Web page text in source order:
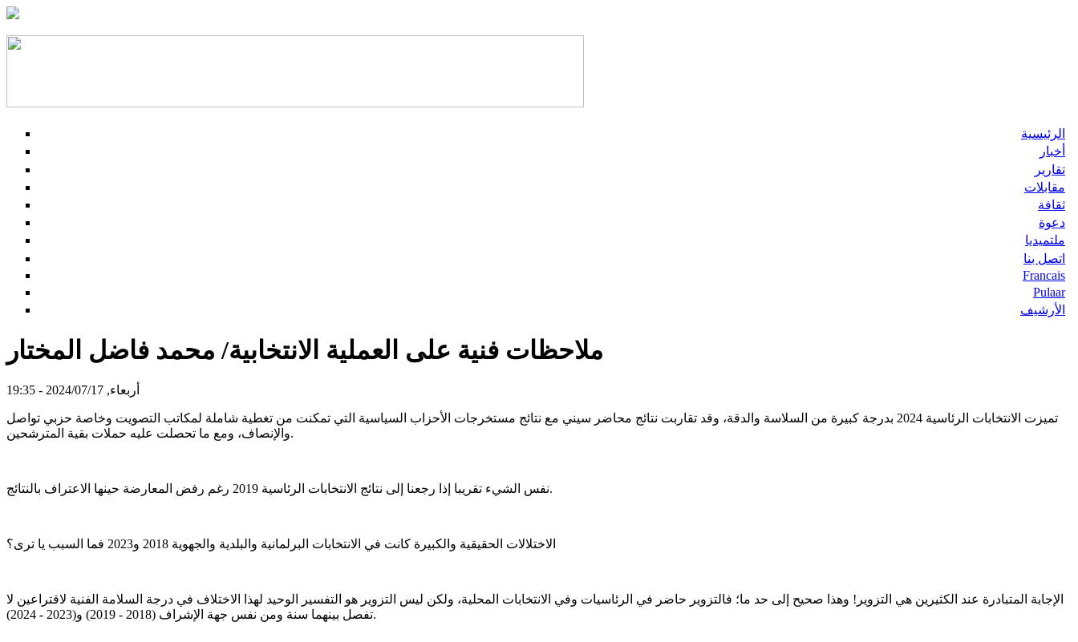
الرئيسية
أخبار
تقارير
مقابلات
ثقافة
دعوة
ملتميديا
اتصل بنا
Francais
Pulaar
الأرشيف
ملاحظات فنية على العملية الانتخابية/ محمد فاضل المختار
أربعاء, 2024/07/17 - 19:35
تميزت الانتخابات الرئاسية 2024 بدرجة كبيرة من السلاسة والدقة، وقد تقاربت نتائج محاضر سيني مع نتائج مستخرجات الأحزاب السياسية التي تمكنت من تغطية شاملة لمكاتب التصويت وخاصة حزبي تواصل
والإنصاف، ومع ما تحصلت عليه حملات بقية المترشحين.
نفس الشيء تقريبا إذا رجعنا إلى نتائج الانتخابات الرئاسية 2019 رغم رفض المعارضة حينها الاعتراف بالنتائج.
الاختلالات الحقيقية والكبيرة كانت في الانتخابات البرلمانية والبلدية والجهوية 2018 و2023 فما السبب يا ترى؟
الإجابة المتبادرة عند الكثيرين هي التزوير! وهذا صحيح إلى حد ما؛ فالتزوير حاضر في الرئاسيات وفي الانتخابات المحلية، ولكن ليس التزوير هو التفسير الوحيد لهذا الاختلاف في درجة السلامة الفنية لاقتراعين لا
تفصل بينهما سنة ومن نفس جهة الإشراف (2018 - 2019) و(2023 - 2024).